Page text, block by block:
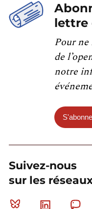
lettre
Pour ne
de
notre
Suivez-nous
sur les
Bluesky Linkedin